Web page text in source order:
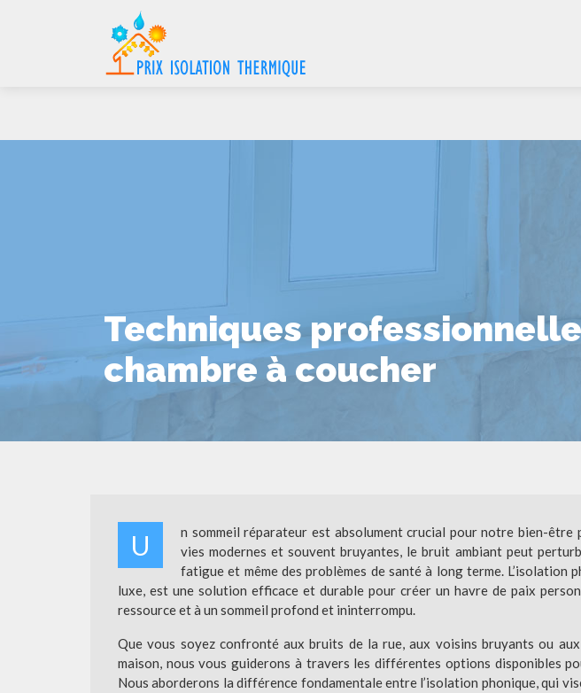
Techniques
chambre à coucher
U
n sommeil réparateur est absolument crucial pour notre bien-être
vies modernes et souvent bruyantes, le bruit ambiant peut
fatigue et même des problèmes de santé à long terme. L’isolation
luxe, est une solution efficace et durable pour créer un havre de paix
ressource et à un sommeil profond et ininterrompu.
Que vous soyez confronté aux bruits de la rue, aux voisins bruyants ou
maison, nous vous guiderons à travers les différentes options disponibles
Nous aborderons la différence fondamentale entre l’isolation phonique, qui